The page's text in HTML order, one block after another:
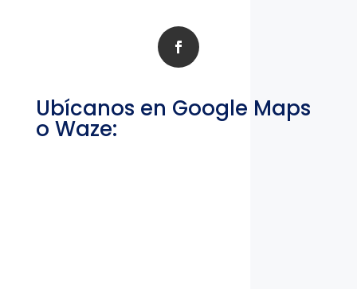
Ubícanos en Google Maps
o Waze: